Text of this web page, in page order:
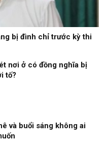
bị đình chỉ trước kỳ thi
nơi ở có đồng nghĩa bị
tố?
và buổi sáng không ai